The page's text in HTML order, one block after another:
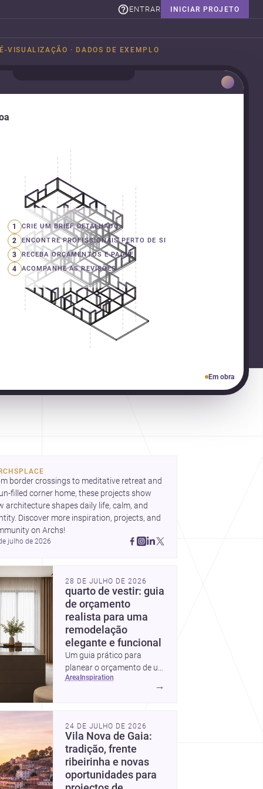
INICIAR PROJETO
ENTRAR
VISUALIZAÇÃO · DADOS DE EXEMPLO
1 CRIE UM BRIEF DETALHADO
2 ENCONTRE PROFISSIONAIS PERTO DE SI
3 RECEBA ORÇAMENTOS E PAGUE
4 ACOMPANHE AS REVISÕES
Em obra
e significativos.
border crossings to meditative retreat and
filled corner home, these projects show
architecture shapes daily life, calm, and
Discover more inspiration, projects, and
on Archs!
julho de 2026
28 DE JULHO DE 2026
quarto de vestir: guia
de orçamento
realista para uma
remodelação
elegante e funcional
Um guia prático para
planear o orçamento de um
quarto de vestir em
Portugal, com intervalos de
inteligentes e despesas
escondidas.
area inspiration
→
24 DE JULHO DE 2026
Vila Nova de Gaia:
tradição, frente
ribeirinha e novas
oportunidades para